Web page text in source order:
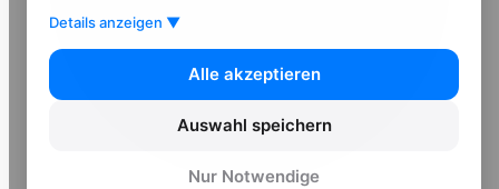
Details anzeigen ▼
Alle akzeptieren
Auswahl speichern
Nur Notwendige